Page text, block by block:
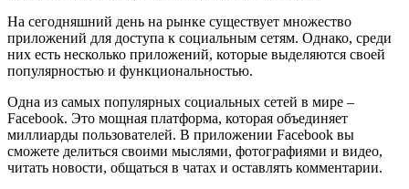
На сегодняшний день на рынке существует множество
приложений для доступа к социальным сетям. Однако, среди
них есть несколько приложений, которые выделяются своей
популярностью и функциональностью.
Одна из самых популярных социальных сетей в мире –
Facebook. Это мощная платформа, которая объединяет
миллиарды пользователей. В приложении Facebook вы
сможете делиться своими мыслями, фотографиями и видео,
читать новости, общаться в чатах и оставлять комментарии.